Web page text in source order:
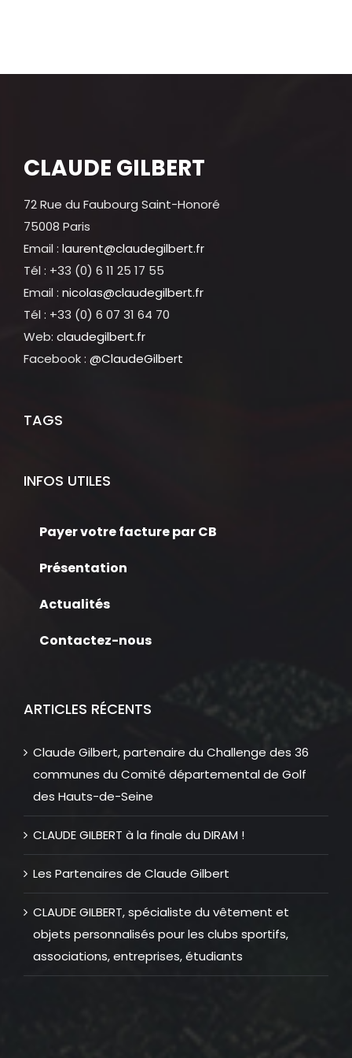
CLAUDE GILBERT
72 Rue du Faubourg Saint-Honoré
75008 Paris
Email : laurent@claudegilbert.fr
Tél : +33 (0) 6 11 25 17 55
Email : nicolas@claudegilbert.fr
Tél : +33 (0) 6 07 31 64 70
Web: claudegilbert.fr
Facebook : @ClaudeGilbert
TAGS
INFOS UTILES
Payer votre facture par CB
Présentation
Actualités
Contactez-nous
ARTICLES RÉCENTS
Claude Gilbert, partenaire du Challenge des 36
communes du Comité départemental de Golf
des Hauts-de-Seine
CLAUDE GILBERT à la finale du DIRAM !
Les Partenaires de Claude Gilbert
CLAUDE GILBERT, spécialiste du vêtement et
objets personnalisés pour les clubs sportifs,
associations, entreprises, étudiants